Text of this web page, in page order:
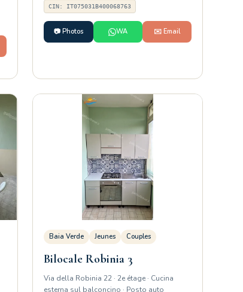
CIN: IT075031B400068763
📷 Photos WA ✉️ Email
Baia Verde Jeunes Couples
Bilocale Robinia 3
Via della Robinia 22 · 2e étage · Cucina
esterna sul balconcino · Posto auto